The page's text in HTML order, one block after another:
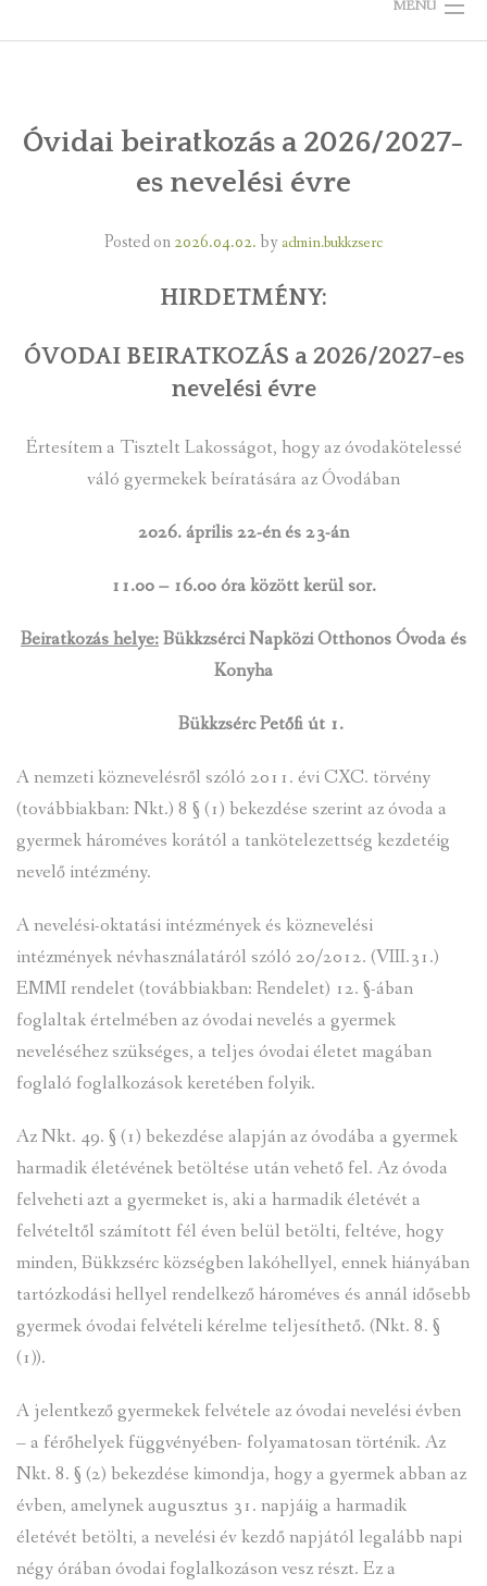
MENU
ÖNKORMÁNYZAT
TELEPÜLÉSKÉPI ARCULATI KÉZIKÖNYV
VÁLASZTÁS
RENDEZVÉNYEK, ÜNNEPEK
LÁTNIVALÓK
VENDÉGLÁTÓ EGYSÉGEK, SZÁLLÁSHELYEK
INTÉZMÉNYEK, HASZNOS INFORMÁCIÓK
ADATVÉDELEM
KÖZÉRDEKŰ ADATOK
Óvidai beiratkozás a 2026/2027-
es nevelési évre
Posted on2026.04.02.by admin.bukkzserc
HIRDETMÉNY:
ÓVODAI BEIRATKOZÁS a 2026/2027-es
nevelési évre
Értesítem a Tisztelt Lakosságot, hogy az óvodakötelessé
váló gyermekek beíratására az Óvodában
2026. április 22-én és 23-án
11.00 – 16.00 óra között kerül sor.
Beiratkozás helye:Bükkzsérci Napközi Otthonos Óvoda és
Konyha
Bükkzsérc Petőfi út 1.
A nemzeti köznevelésről szóló 2011. évi CXC. törvény
(továbbiakban: Nkt.) 8 § (1) bekezdése szerint az óvoda a
gyermek hároméves korától a tankötelezettség kezdetéig
nevelő intézmény.
A nevelési-oktatási intézmények és köznevelési
intézmények névhasználatáról szóló 20/2012. (VIII.31.)
EMMI rendelet (továbbiakban: Rendelet) 12. §-ában
foglaltak értelmében az óvodai nevelés a gyermek
neveléséhez szükséges, a teljes óvodai életet magában
foglaló foglalkozások keretében folyik.
Az Nkt. 49. § (1) bekezdése alapján az óvodába a gyermek
harmadik életévének betöltése után vehető fel. Az óvoda
felveheti azt a gyermeket is, aki a harmadik életévét a
felvételtől számított fél éven belül betölti, feltéve, hogy
minden, Bükkzsérc községben lakóhellyel, ennek hiányában
tartózkodási hellyel rendelkező hároméves és annál idősebb
gyermek óvodai felvételi kérelme teljesíthető. (Nkt. 8. §
(1)).
A jelentkező gyermekek felvétele az óvodai nevelési évben
– a férőhelyek függvényében- folyamatosan történik. Az
Nkt. 8. § (2) bekezdése kimondja, hogy a gyermek abban az
évben, amelynek augusztus 31. napjáig a harmadik
életévét betölti, a nevelési év kezdő napjától legalább napi
négy órában óvodai foglalkozáson vesz részt. Ez a